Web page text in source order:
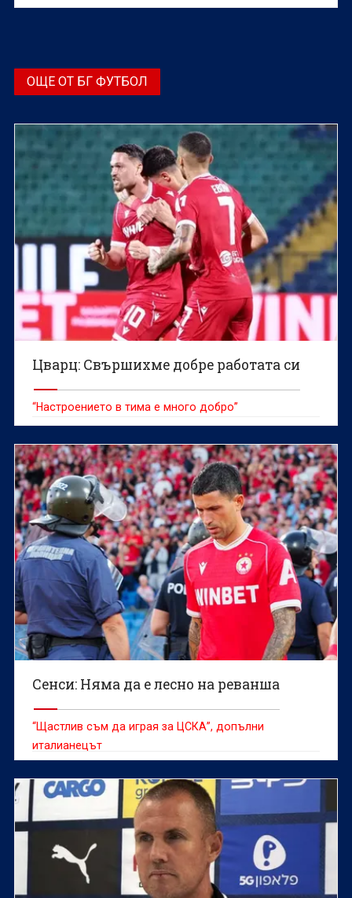
ОЩЕ ОТ БГ ФУТБОЛ
Цварц: Свършихме добре работата си
“Настроението в тима е много добро”
Сенси: Няма да е лесно на реванша
“Щастлив съм да играя за ЦСКА”, допълни
италианецът